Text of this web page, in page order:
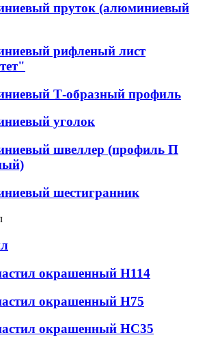
пруток (алюминиевый
рифленый лист
Т-образный профиль
уголок
швеллер (профиль П
шестигранник
окрашенный Н114
окрашенный Н75
окрашенный НС35